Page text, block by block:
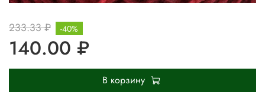
233.33 ₽
140.00 ₽
-40%
В корзину